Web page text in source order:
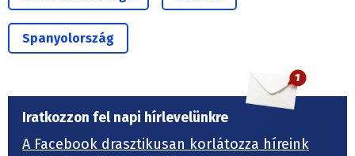
Spanyolország
Iratkozzon fel napi hírlevelünkre
A Facebook drasztikusan korlátozza híreink